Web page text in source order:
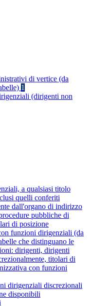
di vertice (da
1
(dirigenti non
a qualsiasi titolo
quelli conferiti
dall'organo di indirizzo
pubbliche di
di posizione
funzioni dirigenziali (da
che distinguano le
dirigenti, dirigenti
titolari di
con funzioni
dirigenziali discrezionali
disponibili